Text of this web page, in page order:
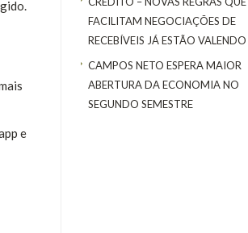
FACILITAM NEGOCIAÇÕES DE
RECEBÍVEIS JÁ ESTÃO VALENDO
CAMPOS NETO ESPERA MAIOR
ABERTURA DA ECONOMIA NO
SEGUNDO SEMESTRE
e